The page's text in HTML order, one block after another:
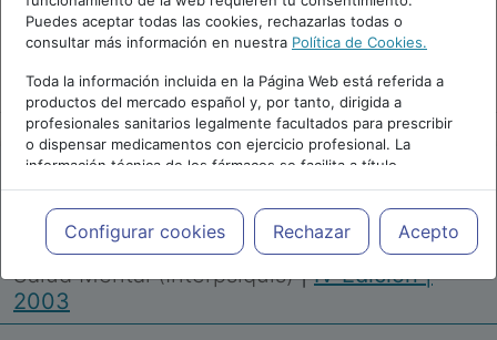
Puedes aceptar todas las cookies, rechazarlas todas o
consultar más información en nuestra Política de Cookies.
Toda la información incluida en la Página Web está referida a
productos del mercado español y, por tanto, dirigida a
profesionales sanitarios legalmente facultados para prescribir
o dispensar medicamentos con ejercicio profesional. La
información técnica de los fármacos se facilita a título
meramente informativo, siendo responsabilidad de los
profesionales facultados prescribir medicamentos y decidir, en
cada caso concreto, el tratamiento más adecuado a las
necesidades del paciente.
Configurar cookies Rechazar Acepto
Repositorio de Artículos |Congreso Virtual
Internacional de Psiquiatría, Psicología y
Salud Mental (Interpsiquis)|IV Edición |
2003